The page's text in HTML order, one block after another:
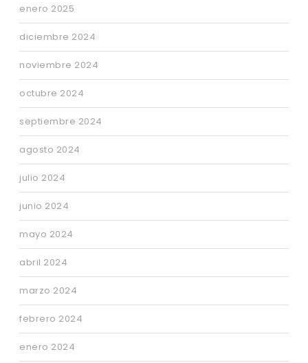
enero 2025
diciembre 2024
noviembre 2024
octubre 2024
septiembre 2024
agosto 2024
julio 2024
junio 2024
mayo 2024
abril 2024
marzo 2024
febrero 2024
enero 2024